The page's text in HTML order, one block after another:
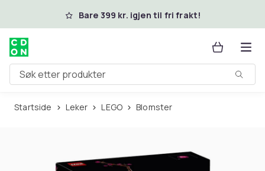
Hopp til hovedinnholdBare 399 kr. igjen til fri frakt!
Søk etter produkter
Startside Leker LEGO Blomster